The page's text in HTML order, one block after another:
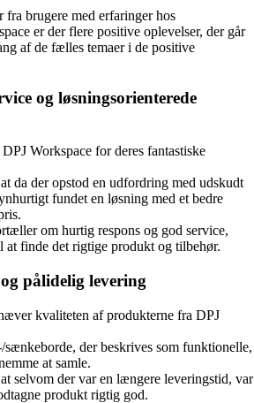
fra brugere med erfaringer hos
er der flere positive oplevelser, der går
af de fælles temaer i de positive
og løsningsorienterede
Workspace for deres fantastiske
da der opstod en udfordring med udskudt
fundet en løsning med et bedre
om hurtig respons og god service,
finde det rigtige produkt og tilbehør.
pålidelig levering
kvaliteten af produkterne fra DPJ
der beskrives som funktionelle,
at samle.
selvom der var en længere leveringstid, var
produkt rigtig god.